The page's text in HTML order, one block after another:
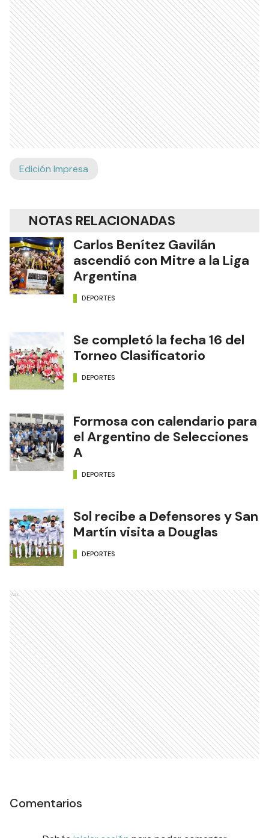
Edición Impresa
NOTAS RELACIONADAS
Carlos Benítez Gavilán
ascendió con Mitre a la Liga
Argentina
DEPORTES
Se completó la fecha 16 del
Torneo Clasificatorio
DEPORTES
Formosa con calendario para
el Argentino de Selecciones
A
DEPORTES
Sol recibe a Defensores y San
Martín visita a Douglas
DEPORTES
Ads
Comentarios